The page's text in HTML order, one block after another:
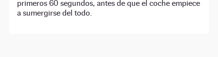
primeros 60 segundos, antes de que el coche empiece
a sumergirse del todo.